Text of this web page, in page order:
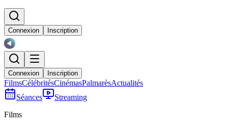
Connexion Inscription
Connexion Inscription
FilmsCélébritésCinémasPalmarèsActualités
Séances
Streaming
Films